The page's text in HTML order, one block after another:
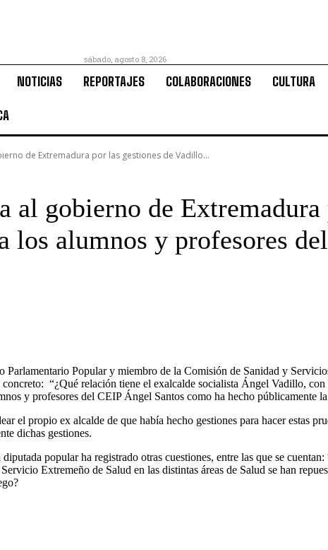
sábado, agosto 8, 2026
NOTICIAS REPORTAJES COLABORACIONES CULTURA
de Extremadura por las gestiones de Vadillo...
al gobierno de
los alumnos y profesores
Popular y miembro de la Comisión de Sanidad y
“¿Qué relación tiene el exalcalde socialista Ángel Vadillo,
y profesores del CEIP Ángel Santos como ha hecho públicamente
el propio ex alcalde de que había hecho gestiones para hacer
dichas gestiones.
popular ha registrado otras cuestiones, entre las que se
Extremeño de Salud en las distintas áreas de Salud se han